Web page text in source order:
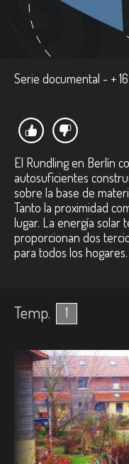
Serie documental - + 16
El Rundling en Berlín
autosuficientes
sobre la base de
Tanto la proximidad
lugar. La energía solar
proporcionan dos
para todos los hogares.
Temp. 1